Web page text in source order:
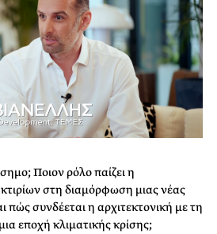
Ποιον ρόλο παίζει η
στη διαμόρφωση μιας νέας
πώς συνδέεται η αρχιτεκτονική με τη
εποχή κλιματικής κρίσης;